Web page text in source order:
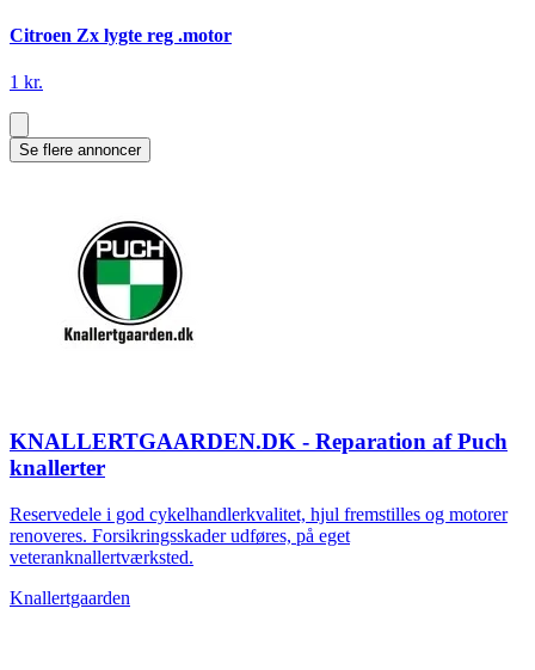
Citroen Zx lygte reg .motor
1 kr.
Se flere annoncer
KNALLERTGAARDEN.DK - Reparation af Puch
knallerter
Reservedele i god cykelhandlerkvalitet, hjul fremstilles og motorer
renoveres. Forsikringsskader udføres, på eget
veteranknallertværksted.
Knallertgaarden